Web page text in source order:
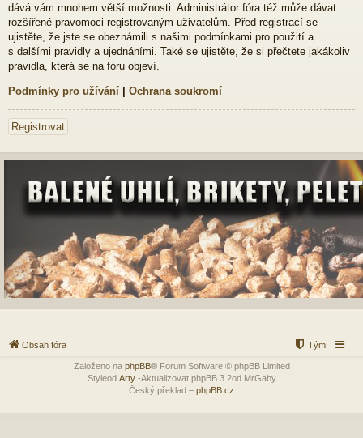
dává vám mnohem větší možnosti. Administrátor fóra též může dávat
rozšířené pravomoci registrovaným uživatelům. Před registrací se
ujistěte, že jste se obeznámili s našimi podmínkami pro použití a
s dalšími pravidly a ujednáními. Také se ujistěte, že si přečtete jakákoliv
pravidla, která se na fóru objeví.
Podmínky pro užívání | Ochrana soukromí
Registrovat
Obsah fóra Tým
Založeno na phpBB® Forum Software © phpBB Limited
Styleod Arty-Aktualizovat phpBB 3.2od MrGaby
Český překlad – phpBB.cz